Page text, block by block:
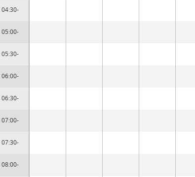
04:30-
05:00-
05:30-
06:00-
06:30-
07:00-
07:30-
08:00-